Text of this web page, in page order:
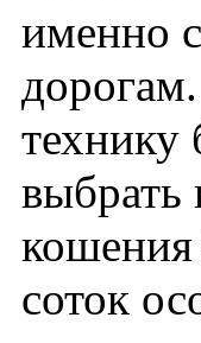
именно
технику
выбрать
кошения
соток